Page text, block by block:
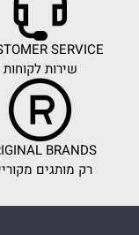
SERVICE
שירות לקוחות
BRANDS
רק מותגים